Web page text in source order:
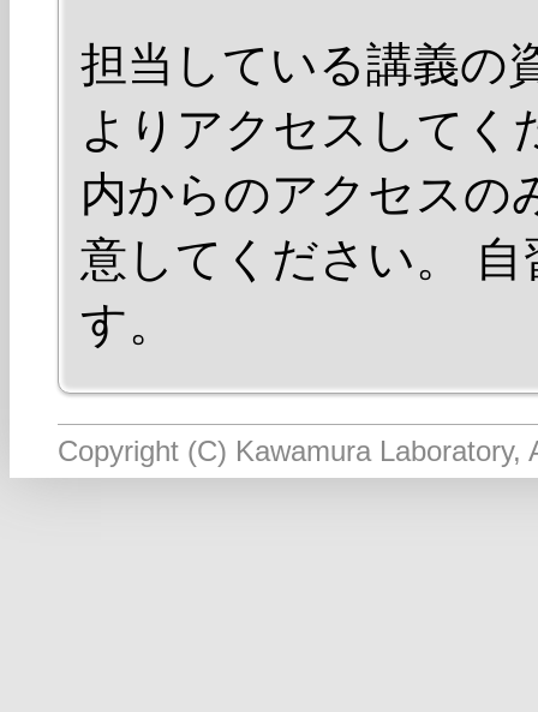
担当している講義の
よりアクセスしてく
内からのアクセスの
意してください。
す。
Copyright (C) Kawamura